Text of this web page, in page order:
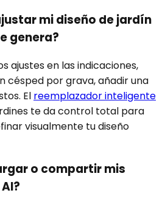
mi diseño de jardín
genera?
ajustes en las indicaciones,
césped por grava, añadir una
El reemplazador inteligente
te da control total para
visualmente tu diseño
o compartir mis